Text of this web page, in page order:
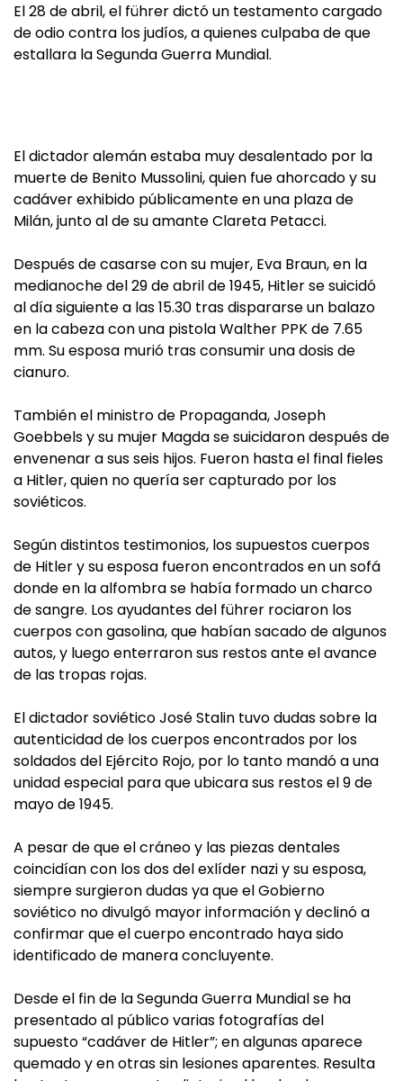
El 28 de abril, el führer dictó un testamento cargado
de odio contra los judíos, a quienes culpaba de que
estallara la Segunda Guerra Mundial.
El dictador alemán estaba muy desalentado por la
muerte de Benito Mussolini, quien fue ahorcado y su
cadáver exhibido públicamente en una plaza de
Milán, junto al de su amante Clareta Petacci.
Después de casarse con su mujer, Eva Braun, en la
medianoche del 29 de abril de 1945, Hitler se suicidó
al día siguiente a las 15.30 tras dispararse un balazo
en la cabeza con una pistola Walther PPK de 7.65
mm. Su esposa murió tras consumir una dosis de
cianuro.
También el ministro de Propaganda, Joseph
Goebbels y su mujer Magda se suicidaron después de
envenenar a sus seis hijos. Fueron hasta el final fieles
a Hitler, quien no quería ser capturado por los
soviéticos.
Según distintos testimonios, los supuestos cuerpos
de Hitler y su esposa fueron encontrados en un sofá
donde en la alfombra se había formado un charco
de sangre. Los ayudantes del führer rociaron los
cuerpos con gasolina, que habían sacado de algunos
autos, y luego enterraron sus restos ante el avance
de las tropas rojas.
El dictador soviético José Stalin tuvo dudas sobre la
autenticidad de los cuerpos encontrados por los
soldados del Ejército Rojo, por lo tanto mandó a una
unidad especial para que ubicara sus restos el 9 de
mayo de 1945.
A pesar de que el cráneo y las piezas dentales
coincidían con los dos del exlíder nazi y su esposa,
siempre surgieron dudas ya que el Gobierno
soviético no divulgó mayor información y declinó a
confirmar que el cuerpo encontrado haya sido
identificado de manera concluyente.
Desde el fin de la Segunda Guerra Mundial se ha
presentado al público varias fotografías del
supuesto “cadáver de Hitler”; en algunas aparece
quemado y en otras sin lesiones aparentes. Resulta